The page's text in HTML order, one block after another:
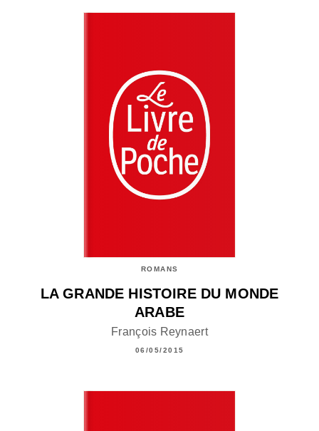
ROMANS
LA GRANDE HISTOIRE DU MONDE
ARABE
François Reynaert
06/05/2015